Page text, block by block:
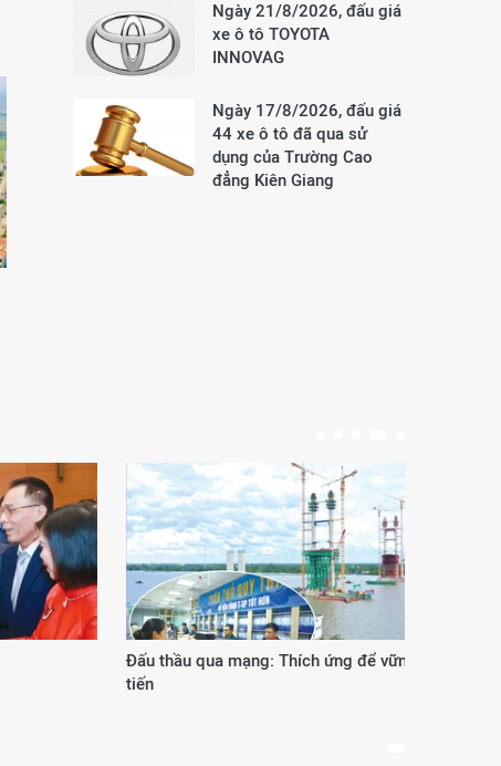
Ngày 21/8/2026, đấu giá
xe ô tô TOYOTA
INNOVAG
Ngày 17/8/2026, đấu giá
44 xe ô tô đã qua sử
dụng của Trường Cao
đẳng Kiên Giang
Đấu thầu qua mạng: Thích ứng để vững
tiến